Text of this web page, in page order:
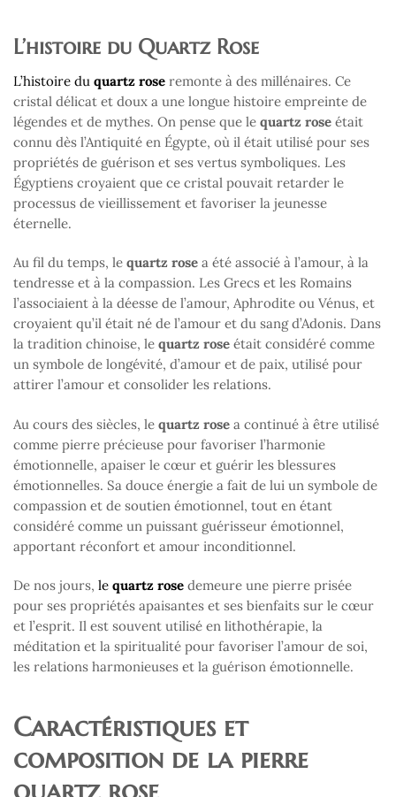
L’histoire du Quartz Rose
L’histoire du quartz rose remonte à des millénaires. Ce
cristal délicat et doux a une longue histoire empreinte de
légendes et de mythes. On pense que le quartz rose était
connu dès l’Antiquité en Égypte, où il était utilisé pour ses
propriétés de guérison et ses vertus symboliques. Les
Égyptiens croyaient que ce cristal pouvait retarder le
processus de vieillissement et favoriser la jeunesse
éternelle.
Au fil du temps, le quartz rose a été associé à l’amour, à la
tendresse et à la compassion. Les Grecs et les Romains
l’associaient à la déesse de l’amour, Aphrodite ou Vénus, et
croyaient qu’il était né de l’amour et du sang d’Adonis. Dans
la tradition chinoise, le quartz rose était considéré comme
un symbole de longévité, d’amour et de paix, utilisé pour
attirer l’amour et consolider les relations.
Au cours des siècles, le quartz rose a continué à être utilisé
comme pierre précieuse pour favoriser l’harmonie
émotionnelle, apaiser le cœur et guérir les blessures
émotionnelles. Sa douce énergie a fait de lui un symbole de
compassion et de soutien émotionnel, tout en étant
considéré comme un puissant guérisseur émotionnel,
apportant réconfort et amour inconditionnel.
De nos jours, le quartz rose demeure une pierre prisée
pour ses propriétés apaisantes et ses bienfaits sur le cœur
et l’esprit. Il est souvent utilisé en lithothérapie, la
méditation et la spiritualité pour favoriser l’amour de soi,
les relations harmonieuses et la guérison émotionnelle.
Caractéristiques et
composition de la pierre
quartz rose